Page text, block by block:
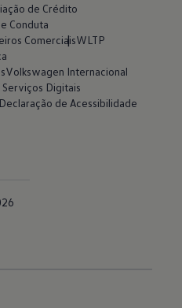
de Crédito
Conduta
ComerciaisWLTP
Volkswagen Internacional
Digitais
Declaração de Acessibilidade